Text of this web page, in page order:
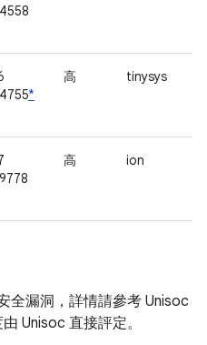
*
高 tinysys
高 ion
全漏洞，詳情請參考 Unisoc
Unisoc 直接評定。